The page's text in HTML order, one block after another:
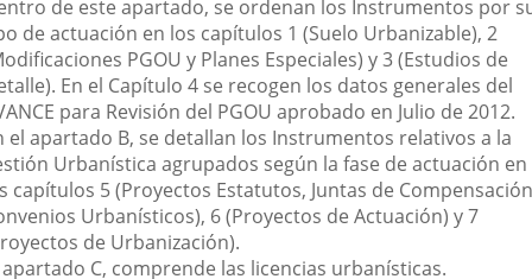
de este apartado, se ordenan los Instrumentos por
de actuación en los capítulos 1 (Suelo Urbanizable), 2
PGOU y Planes Especiales) y 3 (Estudios de
En el Capítulo 4 se recogen los datos generales del
para Revisión del PGOU aprobado en Julio de 2012.
el apartado B, se detallan los Instrumentos relativos a la
Urbanística agrupados según la fase de actuación en
capítulos 5 (Proyectos Estatutos, Juntas de
Urbanísticos), 6 (Proyectos de Actuación) y 7
de Urbanización).
apartado C, comprende las licencias urbanísticas.